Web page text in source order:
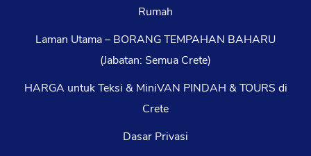
Rumah
Laman Utama – BORANG TEMPAHAN BAHARU
(Jabatan: Semua Crete)
HARGA untuk Teksi & MiniVAN PINDAH & TOURS di
Crete
Dasar Privasi